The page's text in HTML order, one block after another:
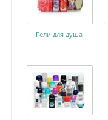
Гели для душа